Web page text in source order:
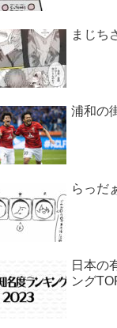
まじち
浦和の
らっだ
日本の
ング